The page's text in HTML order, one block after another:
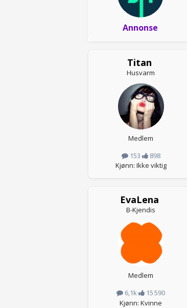
Annonse
Titan
Husvarm
Medlem
153
898
Kjønn: Ikke viktig
EvaLena
B-Kjendis
Medlem
6,1k
15 590
Kjønn: Kvinne